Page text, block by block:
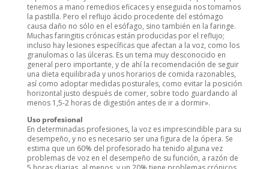
tenemos a mano remedios eficaces y enseguida nos tomamos
la pastilla. Pero el reflujo ácido procedente del estómago
causa daño no sólo en el esófago, sino también en la faringe.
Muchas faringitis crónicas están producidas por el reflujo;
incluso hay lesiones específicas que afectan a la voz, como los
granulomas o las úlceras. Es un tema muy desconocido en
general pero importante, y de ahí la recomendación de seguir
una dieta equilibrada y unos horarios de comida razonables,
así como adoptar medidas posturales, como evitar la posición
horizontal justo después de comer, sobre todo guardando al
menos 1,5-2 horas de digestión antes de ir a dormir».
Uso profesional
En determinadas profesiones, la voz es imprescindible para su
desempeño, y no es necesario ser una figura de la ópera. Se
estima que un 60% del profesorado ha tenido alguna vez
problemas de voz en el desempeño de su función, a razón de